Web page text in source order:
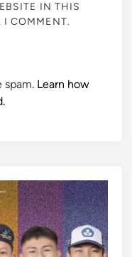
IN THIS
I COMMENT.
spam. Learn how